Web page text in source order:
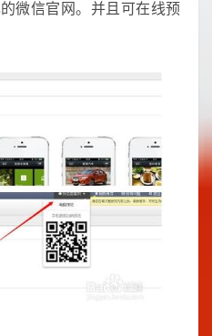
微信官网。并且可在线预